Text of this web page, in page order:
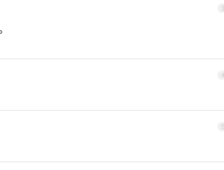
3
4
5